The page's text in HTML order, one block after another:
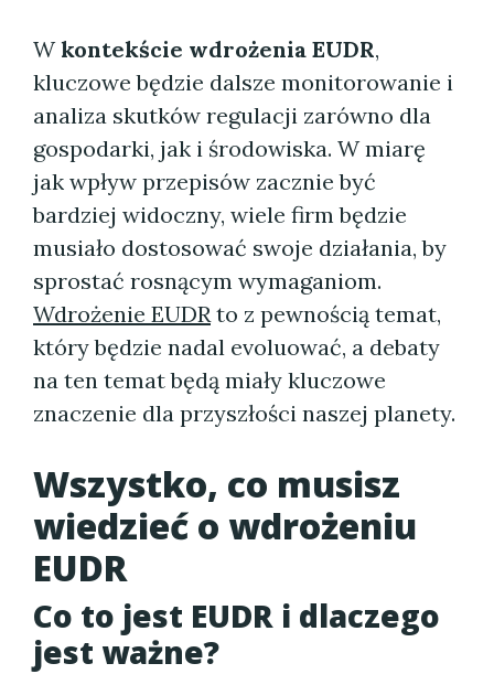
Wkontekście wdrożenia EUDR,
kluczowe będzie dalsze monitorowanie i
analiza skutków regulacji zarówno dla
gospodarki, jak i środowiska. W miarę
jak wpływ przepisów zacznie być
bardziej widoczny, wiele firm będzie
musiało dostosować swoje działania, by
sprostać rosnącym wymaganiom.
Wdrożenie EUDRto z pewnością temat,
który będzie nadal evoluować, a debaty
na ten temat będą miały kluczowe
znaczenie dla przyszłości naszej planety.
Wszystko, co musisz
wiedzieć o wdrożeniu
EUDR
Co to jest EUDR i dlaczego
jest ważne?